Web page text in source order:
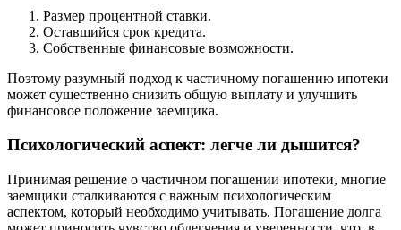
Размер процентной ставки.
Оставшийся срок кредита.
Собственные финансовые возможности.
Поэтому разумный подход к частичному погашению ипотеки
может существенно снизить общую выплату и улучшить
финансовое положение заемщика.
Психологический аспект: легче ли дышится?
Принимая решение о частичном погашении ипотеки, многие
заемщики сталкиваются с важным психологическим
аспектом, который необходимо учитывать. Погашение долга